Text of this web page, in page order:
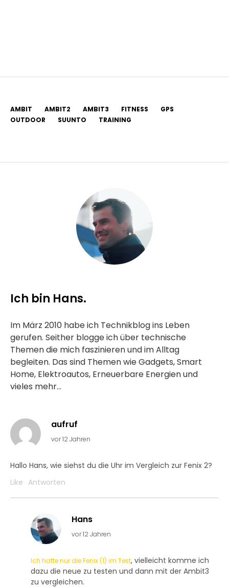
AMBIT AMBIT2 AMBIT3 FITNESS
GPS
OUTDOOR
SUUNTO TRAINING
Ich bin Hans.
Im März 2010 habe ich Technikblog ins Leben
gerufen. Seither blogge ich über technische
Themen die mich faszinieren und im Alltag
begleiten. Das sind Themen wie Gadgets, Smart
Home, Elektroautos, Erneuerbare Energien und
vieles mehr...
aufruf
vor 12 Jahren
Hallo Hans, wie siehst du die Uhr im Vergleich zur Fenix 2?
Like Antworten
Hans
vor 12 Jahren
Ich hatte nur die Fenix (1) im Test, vielleicht komme ich
dazu die neue zu testen und dann mit der Ambit3
zu vergleichen.